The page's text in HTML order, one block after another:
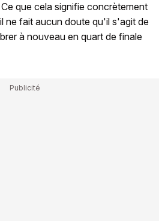
que cela signifie concrètement
ne fait aucun doute qu'il s'agit de
à nouveau en quart de finale